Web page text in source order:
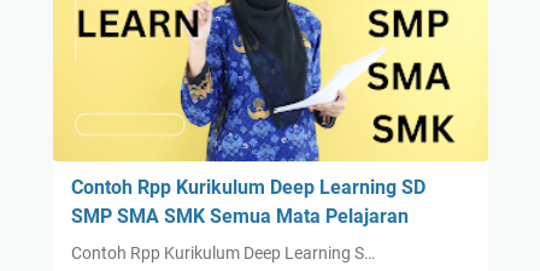
Contoh Rpp Kurikulum Deep Learning SD
SMP SMA SMK Semua Mata Pelajaran
Contoh Rpp Kurikulum Deep Learning S…